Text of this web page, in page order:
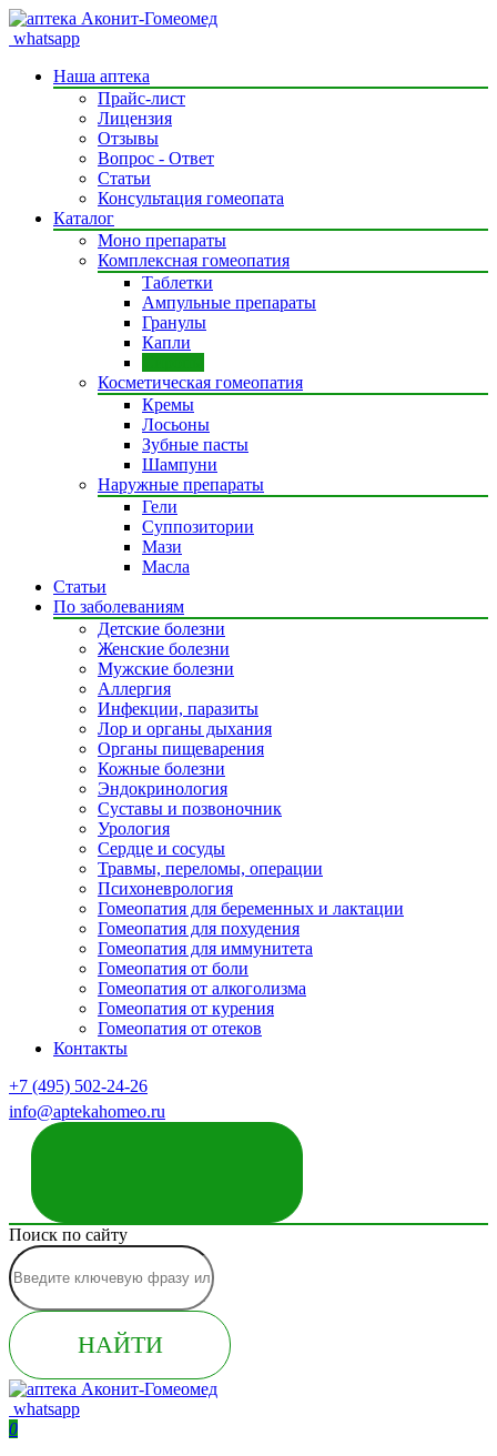
whatsapp
Наша аптека
Прайс-лист
Лицензия
Отзывы
Вопрос - Ответ
Статьи
Консультация гомеопата
Каталог
Моно препараты
Комплексная гомеопатия
Таблетки
Ампульные препараты
Гранулы
Капли
Косметическая гомеопатия
Кремы
Лосьоны
Зубные пасты
Шампуни
Наружные препараты
Гели
Суппозитории
Мази
Масла
Статьи
По заболеваниям
Детские болезни
Женские болезни
Мужские болезни
Аллергия
Инфекции, паразиты
Лор и органы дыхания
Органы пищеварения
Кожные болезни
Эндокринология
Суставы и позвоночник
Урология
Сердце и сосуды
Травмы, переломы, операции
Психоневрология
Гомеопатия для беременных и лактации
Гомеопатия для похудения
Гомеопатия для иммунитета
Гомеопатия от боли
Гомеопатия от алкоголизма
Гомеопатия от курения
Гомеопатия от отеков
Контакты
+7 (495) 502-24-26
info@aptekahomeo.ru
Поиск по сайту
НАЙТИ
whatsapp
0